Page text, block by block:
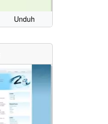
Unduh